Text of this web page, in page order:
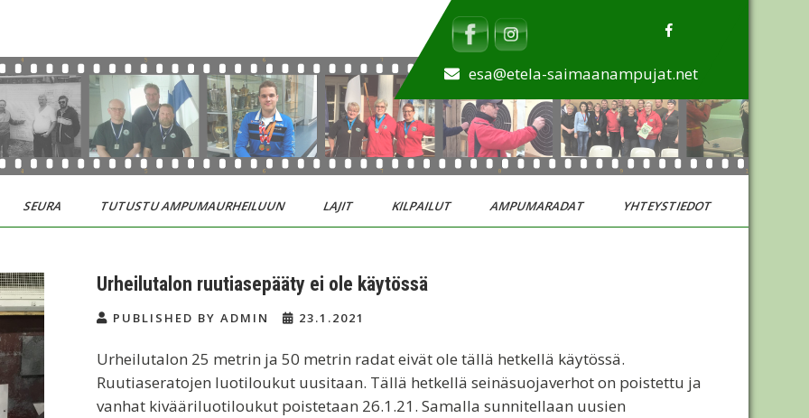
esa@etela-saimaanampujat.net
SEURA TUTUSTU AMPUMAURHEILUUN LAJIT KILPAILUT AMPUMARADAT YHTEYSTIEDOT
Urheilutalon ruutiasepääty ei ole käytössä
PUBLISHED BY ADMIN 23.1.2021
Urheilutalon 25 metrin ja 50 metrin radat eivät ole tällä hetkellä käytössä.
Ruutiaseratojen luotiloukut uusitaan. Tällä hetkellä seinäsuojaverhot on poistettu ja
vanhat kivääriluotiloukut poistetaan 26.1.21. Samalla sunnitellaan uusien